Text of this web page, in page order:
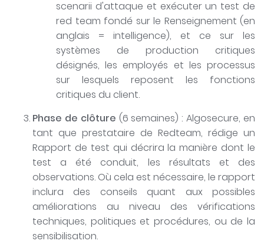
scenarii d'attaque et exécuter un test de
red team fondé sur le Renseignement (en
anglais = intelligence), et ce sur les
systèmes de production critiques
désignés, les employés et les processus
sur lesquels reposent les fonctions
critiques du client.
Phase de clôture (6 semaines) : Algosecure, en
tant que prestataire de Redteam, rédige un
Rapport de test qui décrira la manière dont le
test a été conduit, les résultats et des
observations. Où cela est nécessaire, le rapport
inclura des conseils quant aux possibles
améliorations au niveau des vérifications
techniques, politiques et procédures, ou de la
sensibilisation.